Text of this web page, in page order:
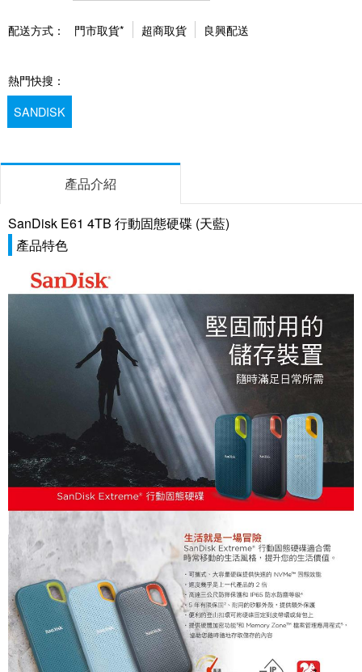
配送方式： 門市取貨* 超商取貨 良興配送
熱門快搜：
SANDISK
產品介紹
SanDisk E61 4TB 行動固態硬碟 (天藍)
產品特色